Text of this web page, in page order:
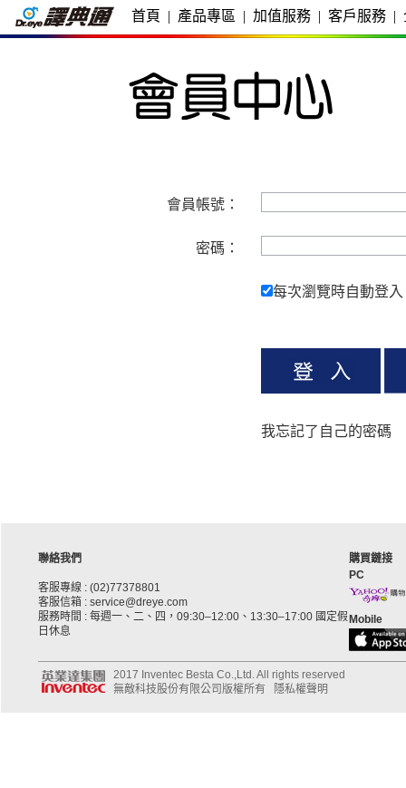
首頁 | 產品專區 | 加值服務 | 客戶服務 |
會員帳號：
密碼：
每次瀏覽時自動登入
我忘記了自己的密碼
聯絡我們
客服專線 : (02)77378801
客服信箱 : service@dreye.com
服務時間 : 每週一、二、四，09:30–12:00、13:30–17:00 國定假
日休息
購買鏈接
PC
Mobile
2017 Inventec Besta Co.,Ltd. All rights reserved
無敵科技股份有限公司版權所有
隱私權聲明